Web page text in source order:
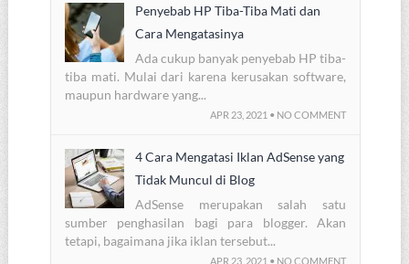
Penyebab HP Tiba-Tiba Mati dan
Cara Mengatasinya
Ada cukup banyak penyebab HP tiba-
tiba mati. Mulai dari karena kerusakan software,
maupun hardware yang...
APR 23, 2021 • NO COMMENT
4 Cara Mengatasi Iklan AdSense yang
Tidak Muncul di Blog
AdSense merupakan salah satu
sumber penghasilan bagi para blogger. Akan
tetapi, bagaimana jika iklan tersebut...
APR 23, 2021 • NO COMMENT